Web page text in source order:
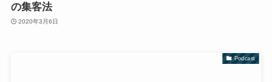
の集客法
2020年3月6日
Podcast